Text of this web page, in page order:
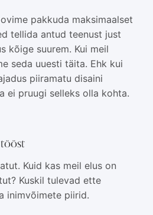
pakkuda maksimaalset
tellida antud teenust just
kõige suurem. Kui meil
seda uuesti täita. Ehk kui
piiramatu disaini
ei pruugi selleks olla kohta.
Kuid kas meil elus on
Kuskil tulevad ette
inimvõimete piirid.